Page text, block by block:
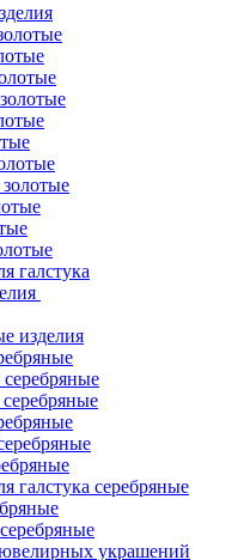
галстука
изделия
галстука серебряные